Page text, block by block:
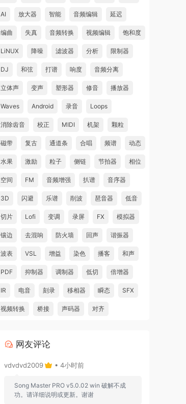
AI 放大器 智能 音频编辑 延迟
编曲 失真 音频转换 视频编辑 饱和度
LiNUX 降噪 滤波器 分析 限制器
DJ 和弦 打谱 响度 音频分离
立体声 变声 塑形器 修音 播放器
Waves Android 录音 Loops
消除齿音 校正 MIDI 机架 颗粒
磁带 复古 通道条 合唱 频谱 动态
水果 激励 粒子 侧链 节拍器 相位
空间 FM 音频增强 扒谱 音序器
3D 闪避 乐谱 削波 琶音器 低音
切片 Lofi 变调 录屏 FX 模拟器
镶边 去混响 防火墙 回声 谐振器
波表 VSL 增益 染色 播客 和声
PDF 抑制器 调制器 低切 倍增器
IR 电音 刻录 移相器 瞬态 SFX
视频转换 桥接 声码器 对齐
网友评论
vdvdvd2009 • 4小时前
Song Master PRO v5.0.02 win 破解不成
功。请详细说明或更新。谢谢